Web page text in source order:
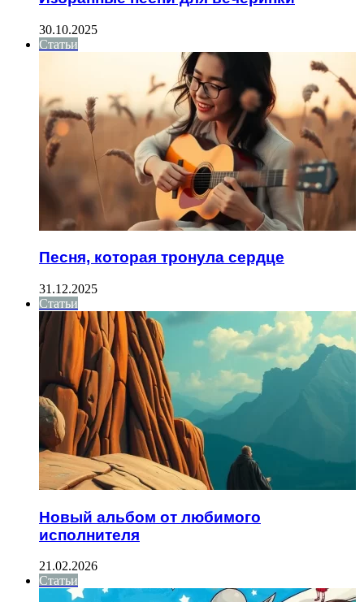
30.10.2025
Статьи
Песня, которая тронула сердце
31.12.2025
Статьи
Новый альбом от любимого
исполнителя
21.02.2026
Статьи